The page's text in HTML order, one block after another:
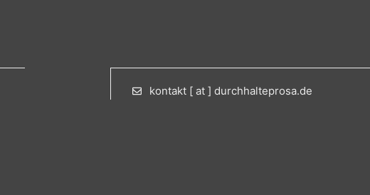
kontakt [ at ] durchhalteprosa.de